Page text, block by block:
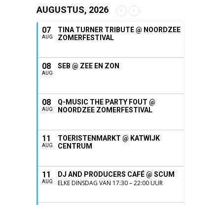
AUGUSTUS, 2026
07
AUG
TINA TURNER TRIBUTE @ NOORDZEE
ZOMERFESTIVAL
08
AUG
SEB @ ZEE EN ZON
08
AUG
Q-MUSIC THE PARTY FOUT @
NOORDZEE ZOMERFESTIVAL
11
AUG
TOERISTENMARKT @ KATWIJK
CENTRUM
11
AUG
DJ AND PRODUCERS CAFÉ @ SCUM
ELKE DINSDAG VAN 17:30 – 22:00 UUR